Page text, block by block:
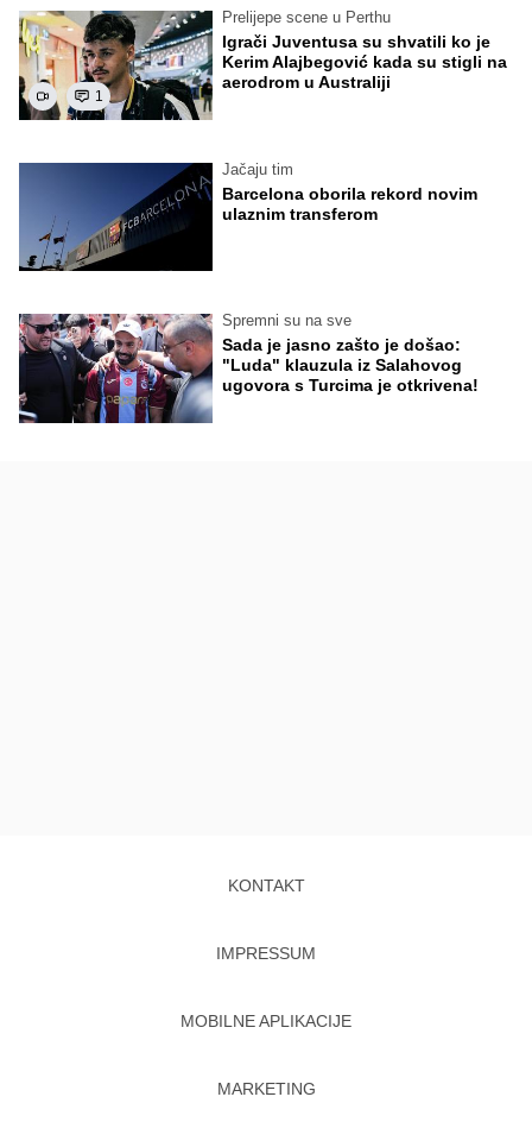
1
Prelijepe scene u Perthu
Igrači Juventusa su shvatili ko je
Kerim Alajbegović kada su stigli na
aerodrom u Australiji
Jačaju tim
Barcelona oborila rekord novim
ulaznim transferom
Spremni su na sve
Sada je jasno zašto je došao:
"Luda" klauzula iz Salahovog
ugovora s Turcima je otkrivena!
KONTAKT
IMPRESSUM
MOBILNE APLIKACIJE
MARKETING